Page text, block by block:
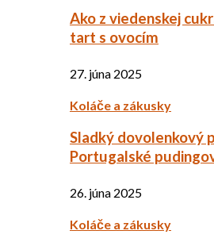
Ako z viedenskej
tart s ovocím
27. júna 2025
Koláče a zákusky
Sladký dovolenkový
Portugalské
26. júna 2025
Koláče a zákusky